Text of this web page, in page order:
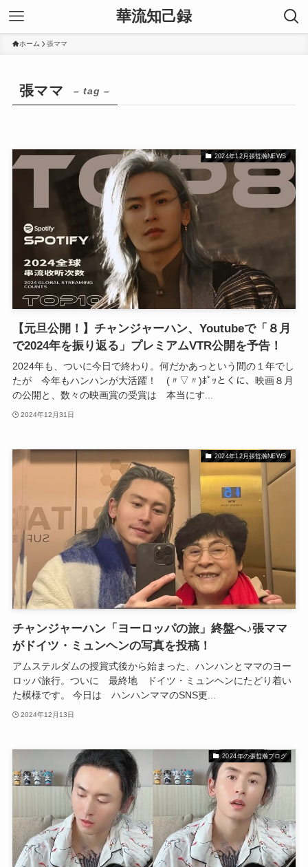
華流知己録
ホーム 張ママ
張ママ – tag –
2024年12月張哲瀚NEWS
【元旦公開！】チャンジャーハン、Youtubeで「８月
で2024年を振り返る」プレミアムVTR公開を予告！
2024年も、ついに今日で終わり。何だかあっという間の１年でし
たが 今年もハンハンが大活躍！ (〃▽〃)ﾎﾟｯとくに、映画８月
の公開と、数々の映画賞の受賞は 本当にす...
2024年12月31日
2024年12月張哲瀚NEWS
チャンジャーハン「ヨーロッパの旅」終盤へ♪張ママ
がドイツ・ミュンヘンの写真を投稿！
アムステルダムの授賞式後から始まった、ハンハンとママのヨー
ロッパ旅行。ついに 最終地 ドイツ・ミュンヘンにたどり着い
た模様です。 今日は ハンハンママのSNS更...
2024年12月13日
2024年の張哲瀚ブログ